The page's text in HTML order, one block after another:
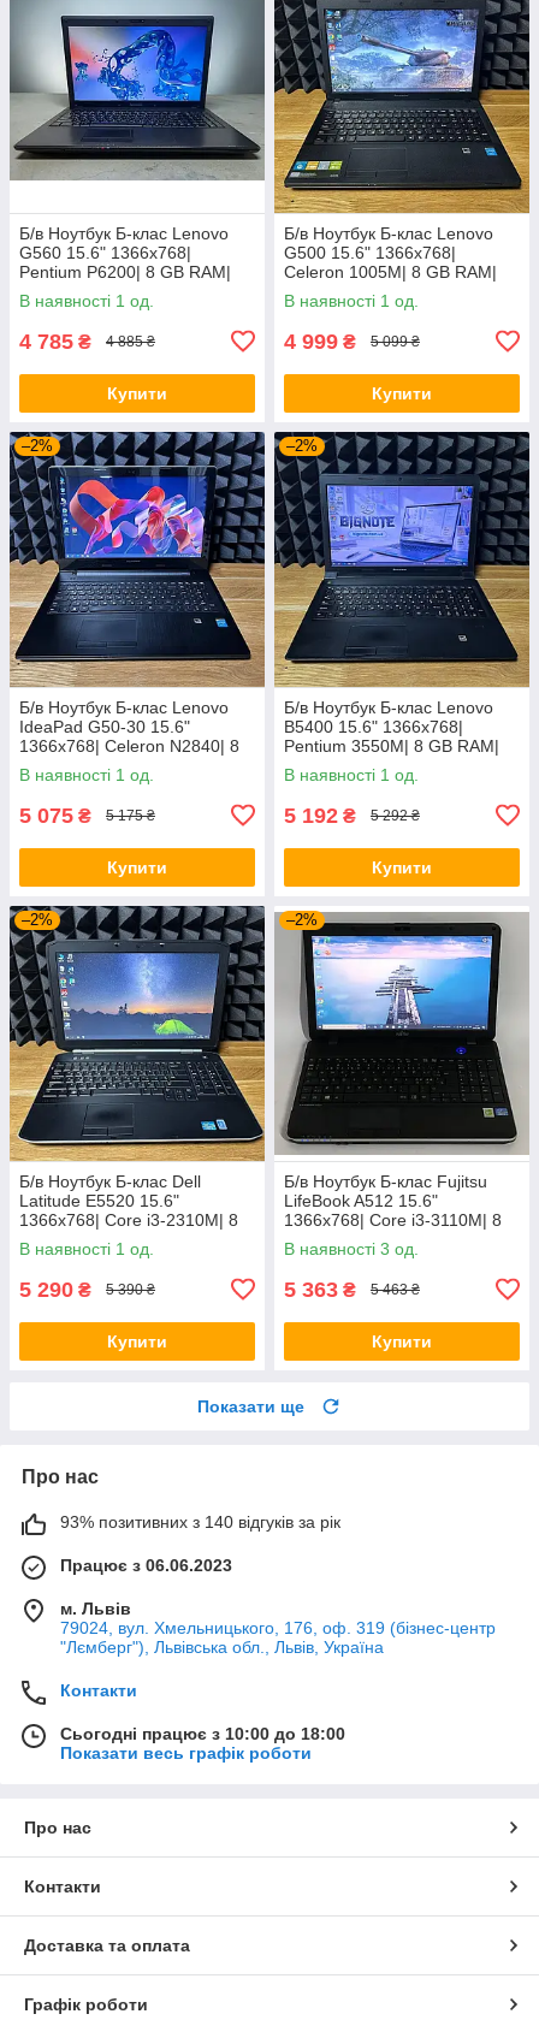
Б/в Ноутбук Б-клас Lenovo
G560 15.6" 1366x768|
Pentium P6200| 8 GB RAM|
120 GB SSD| HD
В наявності 1 од.
4 785 ₴ 4 885 ₴
Купити
Б/в Ноутбук Б-клас Lenovo
G500 15.6" 1366x768|
Celeron 1005M| 8 GB RAM|
128 GB SSD| HD
В наявності 1 од.
4 999 ₴ 5 099 ₴
Купити
–2%
Б/в Ноутбук Б-клас Lenovo
IdeaPad G50-30 15.6"
1366x768| Celeron N2840| 8
GB RAM| 128 GB SSD| HD
В наявності 1 од.
5 075 ₴ 5 175 ₴
Купити
–2%
Б/в Ноутбук Б-клас Lenovo
B5400 15.6" 1366x768|
Pentium 3550M| 8 GB RAM|
128 GB SSD| HD
В наявності 1 од.
5 192 ₴ 5 292 ₴
Купити
–2%
Б/в Ноутбук Б-клас Dell
Latitude E5520 15.6"
1366x768| Core i3-2310M| 8
GB RAM| 128 GB SSD| HD
3000
В наявності 1 од.
5 290 ₴ 5 390 ₴
Купити
–2%
Б/в Ноутбук Б-клас Fujitsu
LifeBook A512 15.6"
1366x768| Core i3-3110M| 8
GB RAM| 320 GB HDD| HD
4000
В наявності 3 од.
5 363 ₴ 5 463 ₴
Купити
Показати ще
Про нас
93% позитивних з 140 відгуків за рік
Працює з 06.06.2023
м. Львів
79024, вул. Хмельницького, 176, оф. 319 (бізнес-центр
"Лємберг"), Львівська обл., Львів, Україна
Контакти
Сьогодні працює з 10:00 до 18:00
Показати весь графік роботи
Про нас
Контакти
Доставка та оплата
Графік роботи